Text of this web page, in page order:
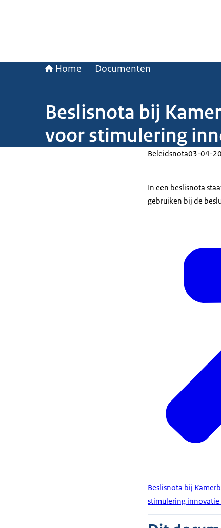
Home Documenten
Beslisnota bij
voor stimulering
Beleidsnota03-04-
In een beslisnota
gebruiken bij de
Beslisnota bij
stimulering